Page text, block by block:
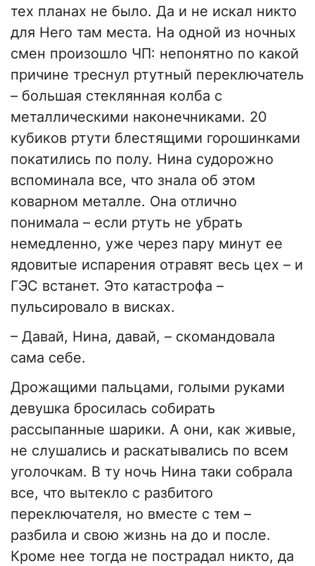
тех планах не было. Да и не искал никто
для Него там места. На одной из ночных
смен произошло ЧП: непонятно по какой
причине треснул ртутный переключатель
– большая стеклянная колба с
металлическими наконечниками. 20
кубиков ртути блестящими горошинками
покатились по полу. Нина судорожно
вспоминала все, что знала об этом
коварном металле. Она отлично
понимала – если ртуть не убрать
немедленно, уже через пару минут ее
ядовитые испарения отравят весь цех – и
ГЭС встанет. Это катастрофа –
пульсировало в висках.
– Давай, Нина, давай, – скомандовала
сама себе.
Дрожащими пальцами, голыми руками
девушка бросилась собирать
рассыпанные шарики. А они, как живые,
не слушались и раскатывались по всем
уголочкам. В ту ночь Нина таки собрала
все, что вытекло с разбитого
переключателя, но вместе с тем –
разбила и свою жизнь на до и после.
Кроме нее тогда не пострадал никто, да